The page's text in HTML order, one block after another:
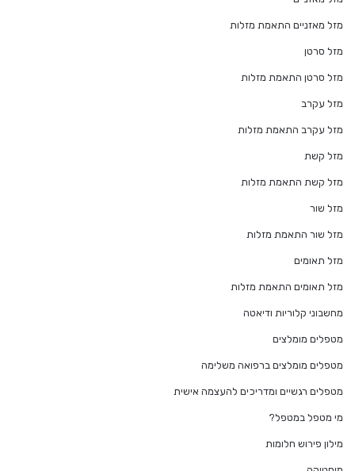
מזל מאזניים התאמת מזלות
מזל סרטן
מזל סרטן התאמת מזלות
מזל עקרב
מזל עקרב התאמת מזלות
מזל קשת
מזל קשת התאמת מזלות
מזל שור
מזל שור התאמת מזלות
מזל תאומים
מזל תאומים התאמת מזלות
מחשבוני קלוריות ודיאטה
מטפלים מומלצים
מטפלים מומלצים ברפואה משלימה
מטפלים רגשיים ומדריכים להעצמה אישית
מי מטפל במטפל?
מילון פירוש חלומות